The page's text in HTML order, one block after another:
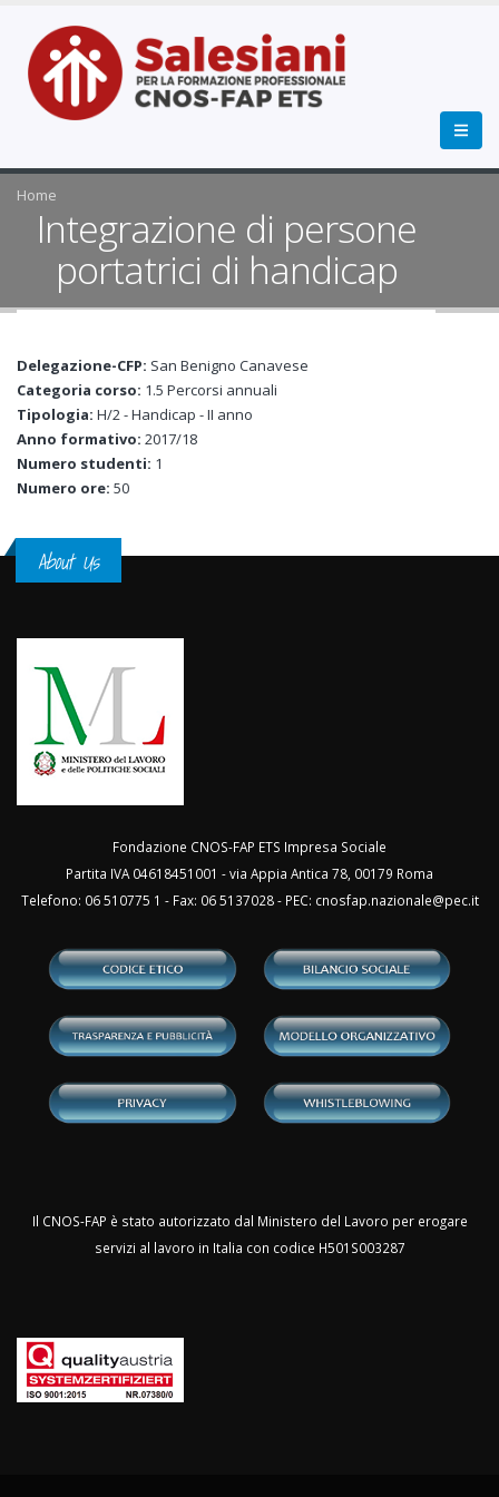
Home
Integrazione di persone
portatrici di handicap
Delegazione-CFP: San Benigno Canavese
Categoria corso: 1.5 Percorsi annuali
Tipologia: H/2 - Handicap - II anno
Anno formativo: 2017/18
Numero studenti: 1
Numero ore: 50
About Us
Fondazione CNOS-FAP ETS Impresa Sociale
Partita IVA 04618451001 - via Appia Antica 78, 00179 Roma
Telefono: 06 510775 1 - Fax: 06 5137028 - PEC: cnosfap.nazionale@pec.it
Il CNOS-FAP è stato autorizzato dal Ministero del Lavoro per erogare
servizi al lavoro in Italia con codice H501S003287